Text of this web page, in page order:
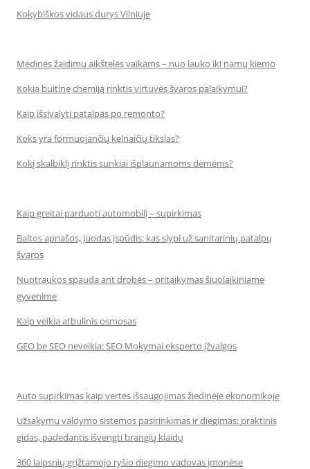
Kokybiškos vidaus durys Vilniuje
Medinės žaidimų aikštelės vaikams – nuo lauko iki namų kiemo
Kokią buitinę chemiją rinktis virtuvės švaros palaikymui?
Kaip išsivalyti patalpas po remonto?
Koks yra formuojančių kelnaičių tikslas?
Kokį skalbiklį rinktis sunkiai išplaunamoms dėmėms?
Kaip greitai parduoti automobilį – supirkimas
Baltos apnašos, juodas įspūdis: kas slypi už sanitarinių patalpų
švaros
Nuotraukos spauda ant drobės – pritaikymas šiuolaikiniame
gyvenime
Kaip veikia atbulinis osmosas
GEO be SEO neveikia: SEO Mokymai eksperto įžvalgos
Auto supirkimas kaip vertės išsaugojimas žiedinėje ekonomikoje
Užsakymų valdymo sistemos pasirinkimas ir diegimas: praktinis
gidas, padedantis išvengti brangių klaidų
360 laipsnių grįžtamojo ryšio diegimo vadovas įmonėse